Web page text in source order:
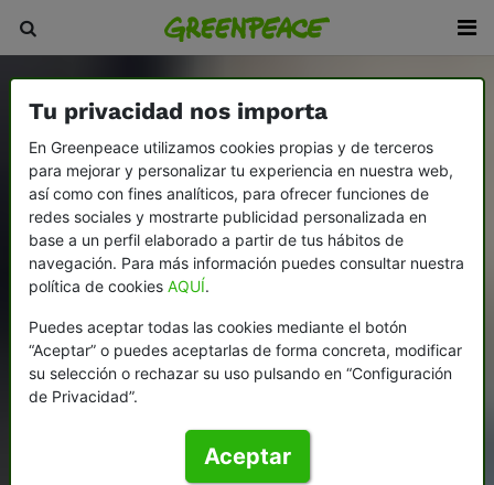
Tu privacidad nos importa
En Greenpeace utilizamos cookies propias y de terceros
para mejorar y personalizar tu experiencia en nuestra web,
así como con fines analíticos, para ofrecer funciones de
redes sociales y mostrarte publicidad personalizada en
base a un perfil elaborado a partir de tus hábitos de
navegación. Para más información puedes consultar nuestra
política de cookies AQUÍ.
Puedes aceptar todas las cookies mediante el botón
“Aceptar” o puedes aceptarlas de forma concreta, modificar
su selección o rechazar su uso pulsando en “Configuración
de Privacidad”.
Aceptar